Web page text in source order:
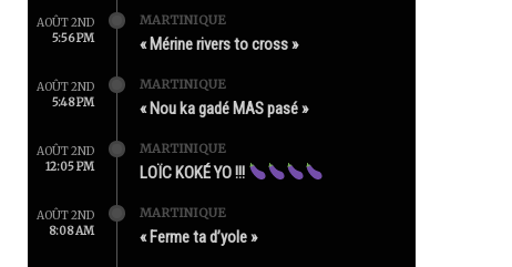
AOÛT 2ND
5:56 PM
MARTINIQUE
« Mérine rivers to cross »
AOÛT 2ND
5:48 PM
MARTINIQUE
« Nou ka gadé MAS pasé »
AOÛT 2ND
12:05 PM
MARTINIQUE
LOÏC KOKÉ YO !!!
AOÛT 2ND
8:08 AM
MARTINIQUE
« Ferme ta d’yole »